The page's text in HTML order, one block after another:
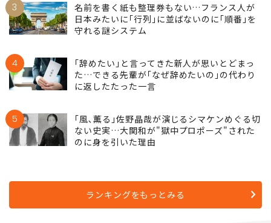
3
名前を書く紙も整理券もない…フランス人が
日本みたいに｢行列｣に並ばないのに｢順番｣を
守れる謎システム
4
｢辞めたい｣と言ってきた新人が思いとどまっ
た…できる先輩が｢なぜ辞めたいの｣の代わり
に返したたった一言
5
｢風､薫る｣佐野晶哉が演じるシマケンめぐる切
ない史実…大関和が"獄中プロポーズ"された
のに身を引いた理由
ランキングをもっとみる